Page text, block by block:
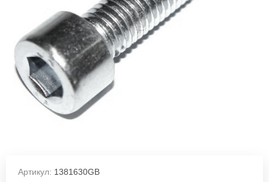
Артикул: 1381630GB